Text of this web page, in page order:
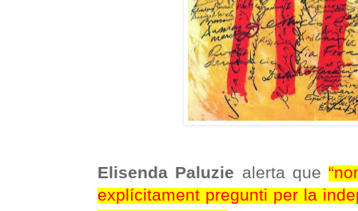
Elisenda Paluzie alerta que
explícitament pregunti per la